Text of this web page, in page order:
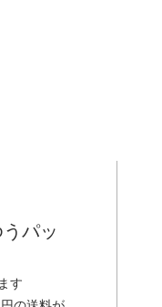
パッ
す